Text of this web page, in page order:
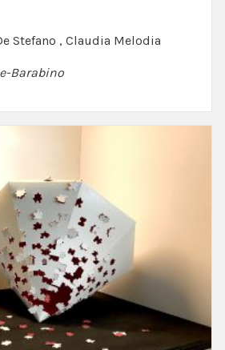
Stefano , Claudia Melodia
Barabino